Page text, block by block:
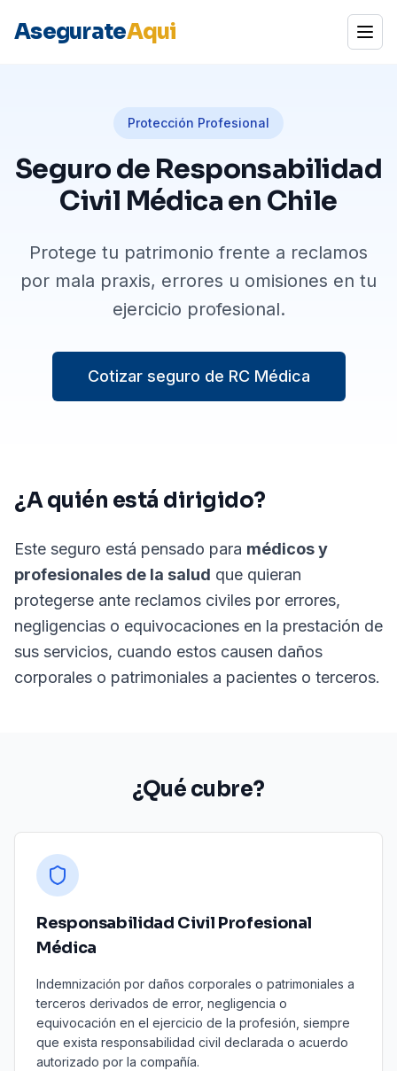
AsegurateAqui Abrir
Protección Profesional
Seguro de Responsabilidad
Civil Médica en Chile
Protege tu patrimonio frente a reclamos
por mala praxis, errores u omisiones en tu
ejercicio profesional.
Cotizar seguro de RC Médica
¿A quién está dirigido?
Este seguro está pensado para médicos y
profesionales de la salud que quieran
protegerse ante reclamos civiles por errores,
negligencias o equivocaciones en la prestación de
sus servicios, cuando estos causen daños
corporales o patrimoniales a pacientes o terceros.
¿Qué cubre?
Responsabilidad Civil Profesional
Médica
Indemnización por daños corporales o patrimoniales a
terceros derivados de error, negligencia o
equivocación en el ejercicio de la profesión, siempre
que exista responsabilidad civil declarada o acuerdo
autorizado por la compañía.